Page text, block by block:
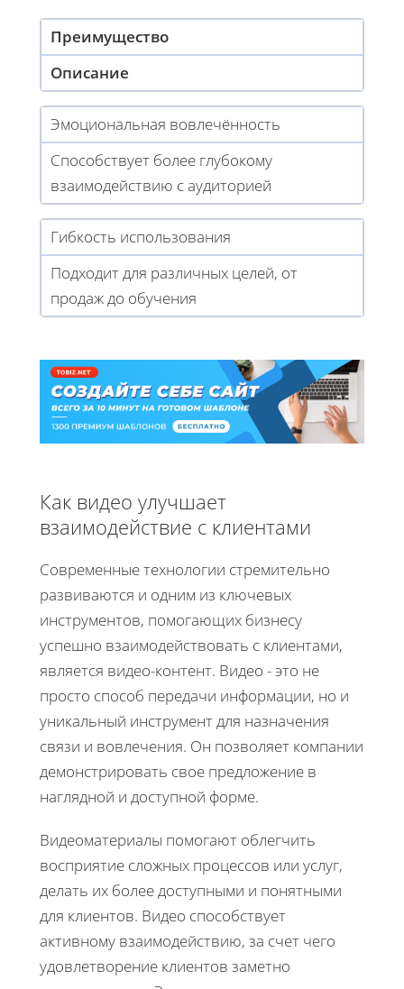
Преимущество
Описание
Эмоциональная вовлечённость
Способствует более глубокому
взаимодействию с аудиторией
Гибкость использования
Подходит для различных целей, от
продаж до обучения
Как видео улучшает
взаимодействие с клиентами
Современные технологии стремительно
развиваются и одним из ключевых
инструментов, помогающих бизнесу
успешно взаимодействовать с клиентами,
является видео-контент. Видео - это не
просто способ передачи информации, но и
уникальный инструмент для назначения
связи и вовлечения. Он позволяет компании
демонстрировать свое предложение в
наглядной и доступной форме.
Видеоматериалы помогают облегчить
восприятие сложных процессов или услуг,
делать их более доступными и понятными
для клиентов. Видео способствует
активному взаимодействию, за счет чего
удовлетворение клиентов заметно